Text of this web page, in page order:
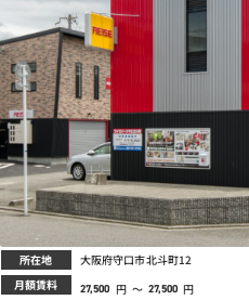
所在地 大阪府守口市北斗町12
月額賃料 27,500 円 ～ 27,500 円